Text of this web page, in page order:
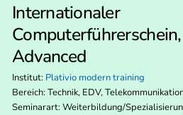
Internationaler
Advanced
Institut: Plativio modern training
Bereich: Technik, EDV,
Seminarart: Weiterbildung/